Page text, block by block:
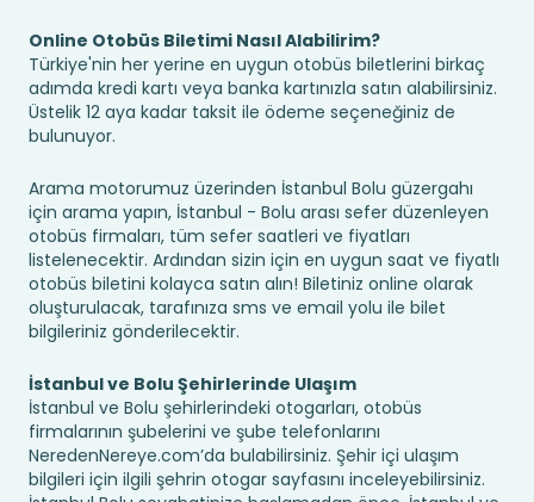
Online Otobüs Biletimi Nasıl Alabilirim?
Türkiye'nin her yerine en uygun otobüs biletlerini birkaç
adımda kredi kartı veya banka kartınızla satın alabilirsiniz.
Üstelik 12 aya kadar taksit ile ödeme seçeneğiniz de
bulunuyor.
Arama motorumuz üzerinden İstanbul Bolu güzergahı
için arama yapın, İstanbul - Bolu arası sefer düzenleyen
otobüs firmaları, tüm sefer saatleri ve fiyatları
listelenecektir. Ardından sizin için en uygun saat ve fiyatlı
otobüs biletini kolayca satın alın! Biletiniz online olarak
oluşturulacak, tarafınıza sms ve email yolu ile bilet
bilgileriniz gönderilecektir.
İstanbul ve Bolu Şehirlerinde Ulaşım
İstanbul ve Bolu şehirlerindeki otogarları, otobüs
firmalarının şubelerini ve şube telefonlarını
NeredenNereye.com’da bulabilirsiniz. Şehir içi ulaşım
bilgileri için ilgili şehrin otogar sayfasını inceleyebilirsiniz.